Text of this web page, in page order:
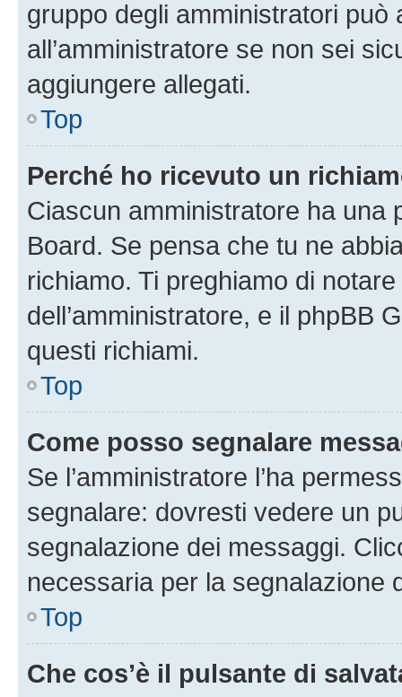
gruppo degli amministratori può
all’amministratore se non sei
aggiungere allegati.
Top
Perché ho ricevuto un
Ciascun amministratore ha una
Board. Se pensa che tu ne
richiamo. Ti preghiamo di
dell’amministratore, e il phpBB
questi richiami.
Top
Come posso segnalare
Se l’amministratore l’ha
segnalare: dovresti vedere un
segnalazione dei messaggi.
necessaria per la segnalazione
Top
Che cos’è il pulsante di